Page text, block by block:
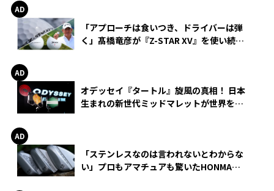
「アプローチは食いつき、ドライバーは弾
く」髙橋竜彦が『Z-STAR XV』を使い続け
オデッセイ『タートル』旋風の真相！ 日本
生まれの新世代ミッドマレットが世界を席
「ステンレスなのは言われないとわからな
い」プロもアマチュアも驚いたHONMA